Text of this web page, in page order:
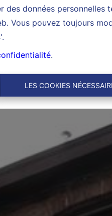
des données
Vous pouvez toujours
.
LES COOKIES